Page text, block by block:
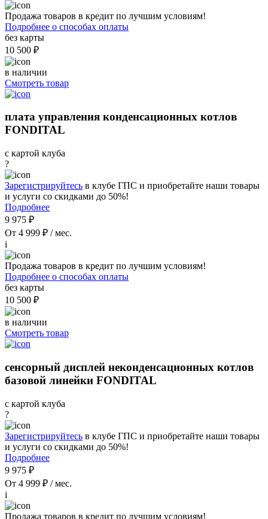
Продажа товаров в кредит по лучшим условиям!
Подробнее о способах оплаты
без карты
10 500 ₽
в наличии
Смотреть товар
плата управления конденсационных котлов
FONDITAL
с картой клуба
?
Зарегистрируйтесь в клубе ГПС и приобретайте наши товары
и услуги со скидками до 50%!
Подробнее
9 975 ₽
От 4 999 ₽ / мес.
i
Продажа товаров в кредит по лучшим условиям!
Подробнее о способах оплаты
без карты
10 500 ₽
в наличии
Смотреть товар
сенсорный дисплей неконденсационных котлов
базовой линейки FONDITAL
с картой клуба
?
Зарегистрируйтесь в клубе ГПС и приобретайте наши товары
и услуги со скидками до 50%!
Подробнее
9 975 ₽
От 4 999 ₽ / мес.
i
Продажа товаров в кредит по лучшим условиям!